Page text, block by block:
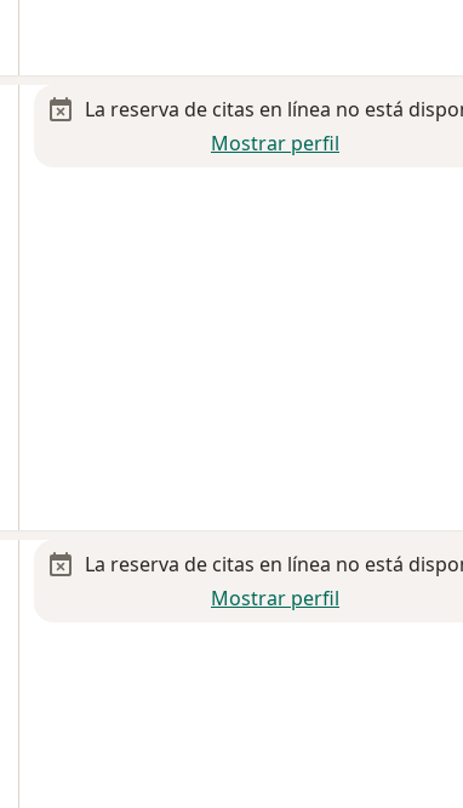
La reserva de citas en línea no está
Mostrar perfil
La reserva de citas en línea no está
Mostrar perfil